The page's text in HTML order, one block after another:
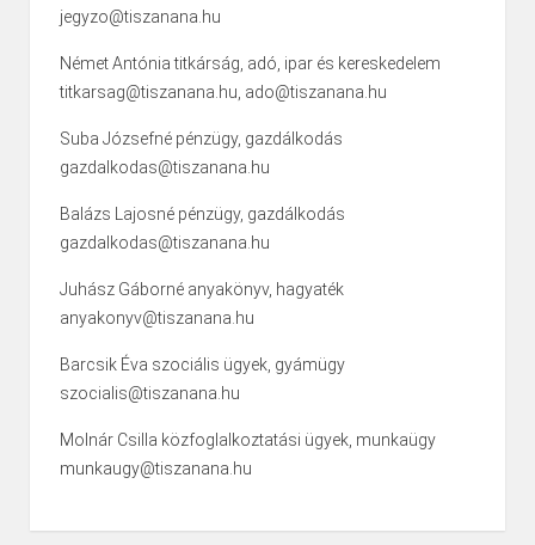
jegyzo@tiszanana.hu
Német Antónia titkárság, adó, ipar és kereskedelem
titkarsag@tiszanana.hu, ado@tiszanana.hu
Suba Józsefné pénzügy, gazdálkodás
gazdalkodas@tiszanana.hu
Balázs Lajosné pénzügy, gazdálkodás
gazdalkodas@tiszanana.hu
Juhász Gáborné anyakönyv, hagyaték
anyakonyv@tiszanana.hu
Barcsik Éva szociális ügyek, gyámügy
szocialis@tiszanana.hu
Molnár Csilla közfoglalkoztatási ügyek, munkaügy
munkaugy@tiszanana.hu